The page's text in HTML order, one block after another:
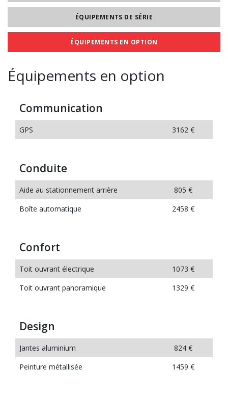
ÉQUIPEMENTS DE SÉRIE
ÉQUIPEMENTS EN OPTION
Équipements en option
Communication
GPS 3162 €
Conduite
Aide au stationnement arrière
805 €
Boîte automatique
2458 €
Confort
Toit ouvrant électrique
1073 €
Toit ouvrant panoramique
1329 €
Design
Jantes aluminium
824 €
Peinture métallisée
1459 €